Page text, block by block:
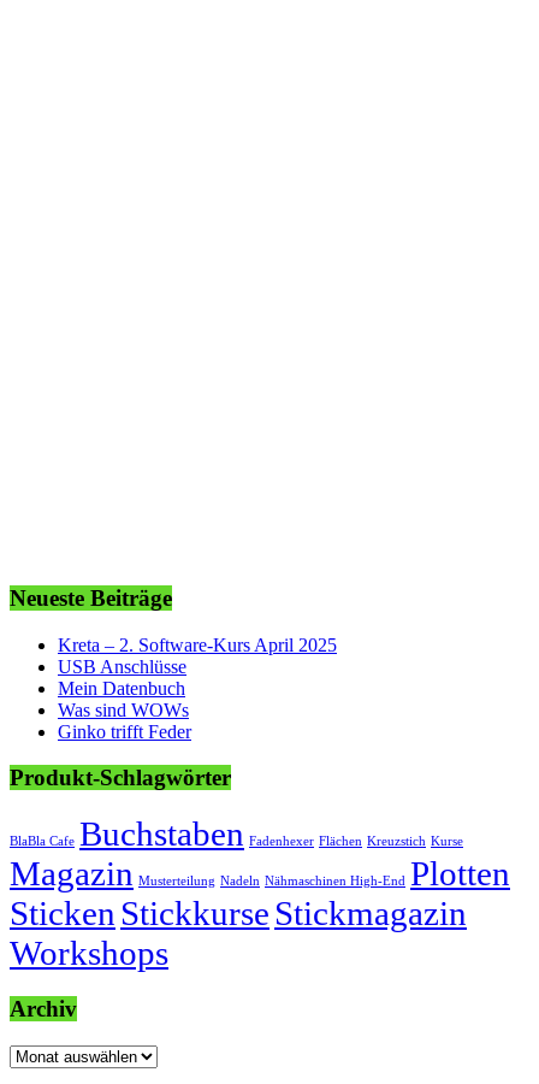
Neueste Beiträge
Kreta – 2. Software-Kurs April 2025
USB Anschlüsse
Mein Datenbuch
Was sind WOWs
Ginko trifft Feder
Produkt-Schlagwörter
BlaBla Cafe Buchstaben Fadenhexer Flächen Kreuzstich Kurse
Magazin Musterteilung Nadeln Nähmaschinen High-End Plotten
Sticken Stickkurse Stickmagazin
Workshops
Archiv
Archiv